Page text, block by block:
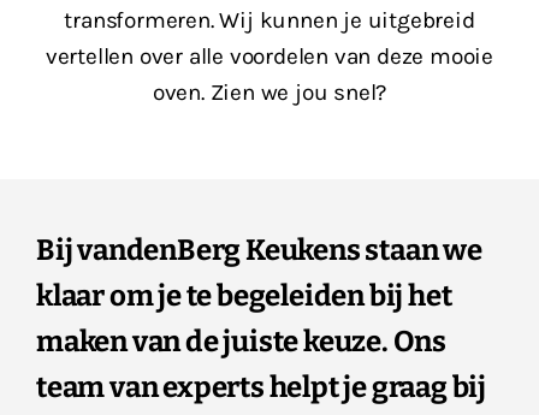
transformeren. Wij kunnen je uitgebreid
vertellen over alle voordelen van deze mooie
oven. Zien we jou snel?
Bij vandenBerg Keukens staan we
klaar om je te begeleiden bij het
maken van de juiste keuze. Ons
team van experts helpt je graag bij